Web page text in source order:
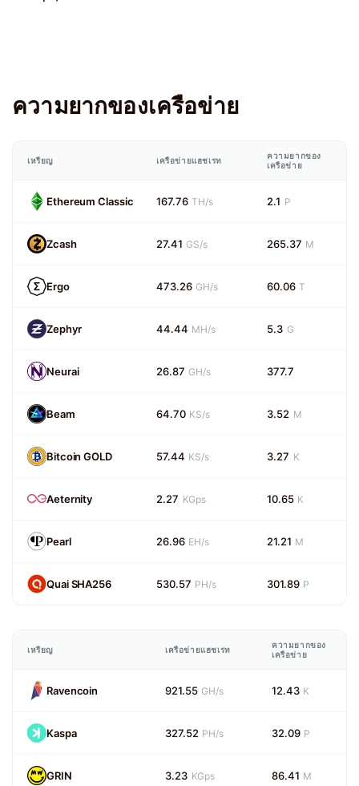
ความยากของเครือข่าย
เหรียญ เครือข่ายแฮชเรท
ความยากของ
เครือข่าย
Ethereum Classic 167.76 TH/s 2.1 P
Zcash 27.41 GS/s 265.37 M
Ergo 473.26 GH/s 60.06 T
Zephyr 44.44 MH/s 5.3 G
Neurai 26.87 GH/s 377.7
Beam 64.70 KS/s 3.52 M
Bitcoin GOLD 57.44 KS/s 3.27 K
Aeternity 2.27 KGps 10.65 K
Pearl 26.96 EH/s 21.21 M
Quai SHA256 530.57 PH/s 301.89 P
เหรียญ เครือข่ายแฮชเรท
ความยากของ
เครือข่าย
Ravencoin 921.55 GH/s 12.43 K
Kaspa 327.52 PH/s 32.09 P
GRIN 3.23 KGps 86.41 M